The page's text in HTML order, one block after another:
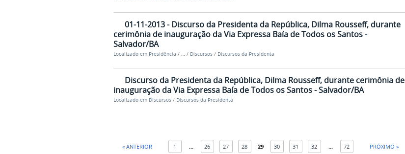
01-11-2013 - Discurso da Presidenta da República, Dilma Rousseff, durante
cerimônia de inauguração da Via Expressa Baía de Todos os Santos -
Salvador/BA
Localizado em Presidência / … / Discursos / Discursos da Presidenta
Discurso da Presidenta da República, Dilma Rousseff, durante cerimônia de
inauguração da Via Expressa Baía de Todos os Santos - Salvador/BA
Localizado em Discursos / Discursos da Presidenta
« ANTERIOR 1 26 27 28 29 30 31 32 72 PRÓXIMO »